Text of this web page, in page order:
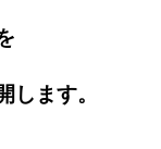
します。